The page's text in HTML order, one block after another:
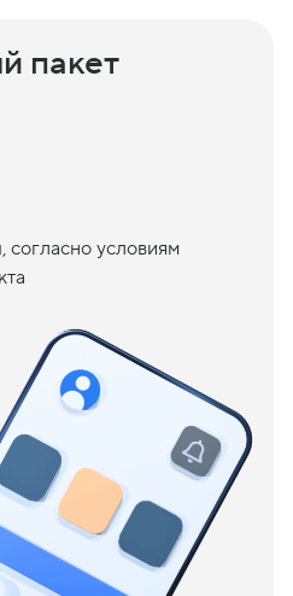
пакет
условиям